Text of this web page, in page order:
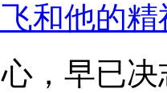
和他的
，早已